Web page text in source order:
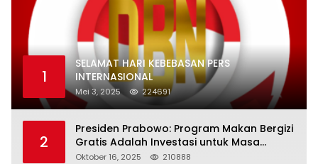
1
SELAMAT HARI KEBEBASAN PERS
INTERNASIONAL
Mei 3, 2025 224691
2
Presiden Prabowo: Program Makan Bergizi
Gratis Adalah Investasi untuk Masa
Depan Bangsa
Oktober 16, 2025 210888